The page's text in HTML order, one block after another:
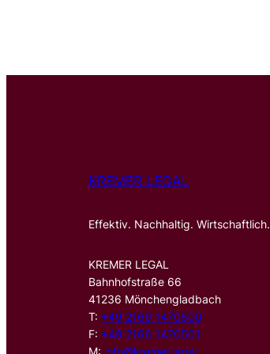
KREMER LEGAL
Effektiv. Nachhaltig. Wirtschaftlich.
KREMER LEGAL
Bahnhofstraße 66
41236 Mönchengladbach
T: +49 2166 1470500
F: +49 2166 1470501
M: info@kremer.legal